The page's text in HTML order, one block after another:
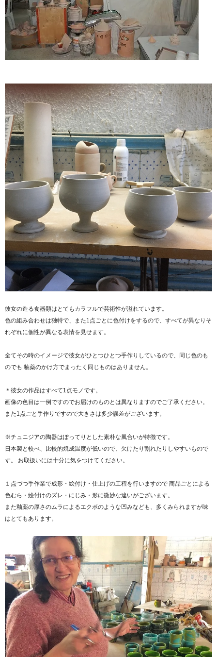
彼女の造る食器類はとてもカラフルで芸術性が溢れています。
色の組み合わせは独特で、また1点ごとに色付けをするので、すべてが異なりそ
れぞれに個性が異なる表情を見せます。
全てその時のイメージで彼女がひとつひとつ手作りしているので、同じ色のも
のでも 釉薬のかけ方でまったく同じものはありません。
＊彼女の作品はすべて1点モノです。
画像の色目は一例ですのでお届けのものとは異なりますのでご了承ください。
また1点ごと手作りですので大きさは多少誤差がございます。
※チュニジアの陶器はぽってりとした素朴な風合いが特徴です。
日本製と較べ、比較的焼成温度が低いので、欠けたり割れたりしやすいもので
す。 お取扱いには十分に気をつけてください。
１点づつ手作業で成形・絵付け・仕上げの工程を行いますので 商品ごとによる
色むら・絵付けのズレ・にじみ・形に微妙な違いがございます。
また釉薬の厚さのムラによるエクボのような凹みなども、多くみられますが味
はとてもあります。